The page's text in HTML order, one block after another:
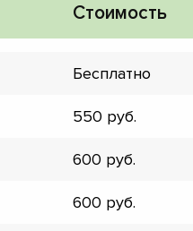
Стоимость
Бесплатно
550
600
600